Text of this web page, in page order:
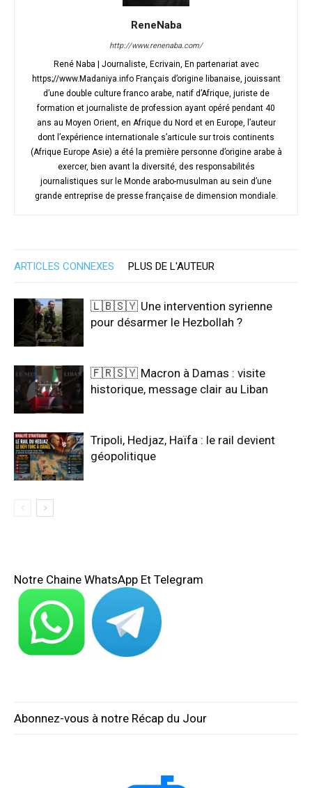
ReneNaba
http://www.renenaba.com/
René Naba | Journaliste, Ecrivain, En partenariat avec
https;//www.Madaniya.info Français d’origine libanaise, jouissant
d’une double culture franco arabe, natif d’Afrique, juriste de
formation et journaliste de profession ayant opéré pendant 40
ans au Moyen Orient, en Afrique du Nord et en Europe, l’auteur
dont l’expérience internationale s’articule sur trois continents
(Afrique Europe Asie) a été la première personne d’origine arabe à
exercer, bien avant la diversité, des responsabilités
journalistiques sur le Monde arabo-musulman au sein d’une
grande entreprise de presse française de dimension mondiale.
ARTICLES CONNEXES PLUS DE L'AUTEUR
🇱🇧🇸🇾 Une intervention syrienne
pour désarmer le Hezbollah ?
🇫🇷🇸🇾 Macron à Damas : visite
historique, message clair au Liban
Tripoli, Hedjaz, Haïfa : le rail devient
géopolitique
Notre Chaine WhatsApp Et Telegram
Abonnez-vous à notre Récap du Jour